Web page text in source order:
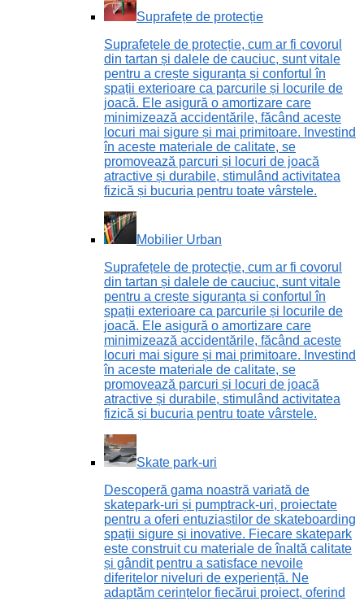
Suprafețe de protecție
Suprafețele de protecție, cum ar fi covorul
din tartan și dalele de cauciuc, sunt vitale
pentru a crește siguranța și confortul în
spații exterioare ca parcurile și locurile de
joacă. Ele asigură o amortizare care
minimizează accidentările, făcând aceste
locuri mai sigure și mai primitoare. Investind
în aceste materiale de calitate, se
promovează parcuri și locuri de joacă
atractive și durabile, stimulând activitatea
fizică și bucuria pentru toate vârstele.
Mobilier Urban
Suprafețele de protecție, cum ar fi covorul
din tartan și dalele de cauciuc, sunt vitale
pentru a crește siguranța și confortul în
spații exterioare ca parcurile și locurile de
joacă. Ele asigură o amortizare care
minimizează accidentările, făcând aceste
locuri mai sigure și mai primitoare. Investind
în aceste materiale de calitate, se
promovează parcuri și locuri de joacă
atractive și durabile, stimulând activitatea
fizică și bucuria pentru toate vârstele.
Skate park-uri
Descoperă gama noastră variată de
skatepark-uri și pumptrack-uri, proiectate
pentru a oferi entuziaștilor de skateboarding
spații sigure și inovative. Fiecare skatepark
este construit cu materiale de înaltă calitate
și gândit pentru a satisface nevoile
diferitelor niveluri de experiență. Ne
adaptăm cerințelor fiecărui proiect, oferind